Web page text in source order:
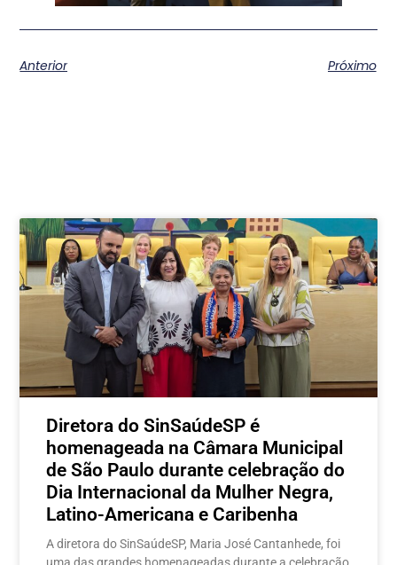
Anterior Próximo
Postagens relacionadas
Diretora do SinSaúdeSP é
homenageada na Câmara Municipal
de São Paulo durante celebração do
Dia Internacional da Mulher Negra,
Latino-Americana e Caribenha
A diretora do SinSaúdeSP, Maria José Cantanhede, foi
uma das grandes homenageadas durante a celebração